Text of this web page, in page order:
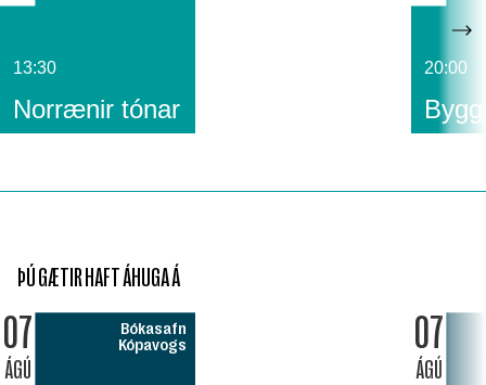
13:30
Norrænir tónar
20:00
ÞÚ GÆTIR HAFT ÁHUGA Á
07
ÁGÚ
Bókasafn
Kópavogs
07
ÁGÚ